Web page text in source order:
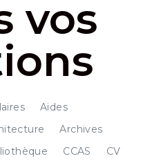
vos
Aides
Archives
CCAS
CV